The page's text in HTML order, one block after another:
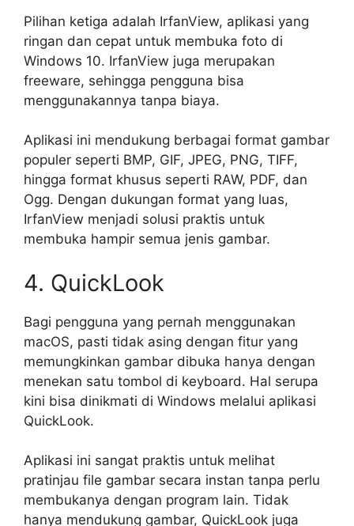
Pilihan ketiga adalah IrfanView, aplikasi yang
ringan dan cepat untuk membuka foto di
Windows 10. IrfanView juga merupakan
freeware, sehingga pengguna bisa
menggunakannya tanpa biaya.
Aplikasi ini mendukung berbagai format gambar
populer seperti BMP, GIF, JPEG, PNG, TIFF,
hingga format khusus seperti RAW, PDF, dan
Ogg. Dengan dukungan format yang luas,
IrfanView menjadi solusi praktis untuk
membuka hampir semua jenis gambar.
4. QuickLook
Bagi pengguna yang pernah menggunakan
macOS, pasti tidak asing dengan fitur yang
memungkinkan gambar dibuka hanya dengan
menekan satu tombol di keyboard. Hal serupa
kini bisa dinikmati di Windows melalui aplikasi
QuickLook.
Aplikasi ini sangat praktis untuk melihat
pratinjau file gambar secara instan tanpa perlu
membukanya dengan program lain. Tidak
hanya mendukung gambar, QuickLook juga